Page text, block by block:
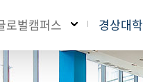
로벌캠퍼스 경상대학